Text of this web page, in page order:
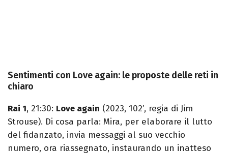
Sentimenti con Love again: le proposte delle reti in
chiaro
Rai 1, 21:30: Love again (2023, 102′, regia di Jim
Strouse). Di cosa parla: Mira, per elaborare il lutto
del fidanzato, invia messaggi al suo vecchio
numero, ora riassegnato, instaurando un inatteso